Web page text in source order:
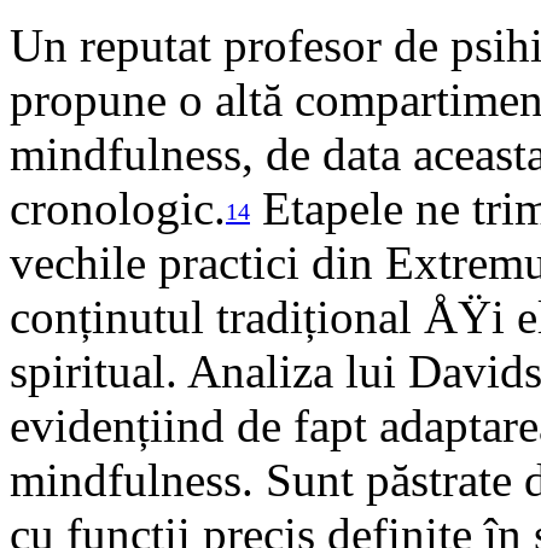
Un reputat profesor de
propune o altă
mindfulness, de data
cronologic.14 Etapele ne
vechile practici din
conținutul tradițional ÅŸi
spiritual. Analiza lui
evidențiind de fapt
mindfulness. Sunt
cu funcții precis definite în